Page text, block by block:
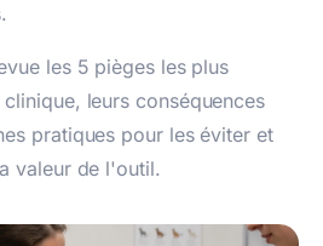
les 5 pièges les plus
leurs conséquences
pratiques pour les éviter et
valeur de l'outil.